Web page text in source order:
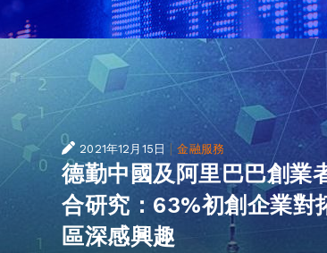
2021年12月15日 |金融服務
德勤中國及阿里巴巴創業
合研究：63%初創企業對
區深感興趣